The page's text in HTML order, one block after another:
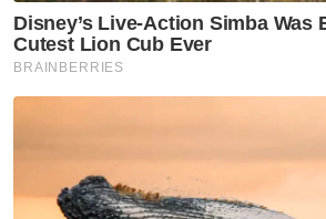
Artikel Berkaitan:
'Saya hantar makanan untuknya
'Apa saja kerja saya sanggup
Mengulas keadaan Noriah,